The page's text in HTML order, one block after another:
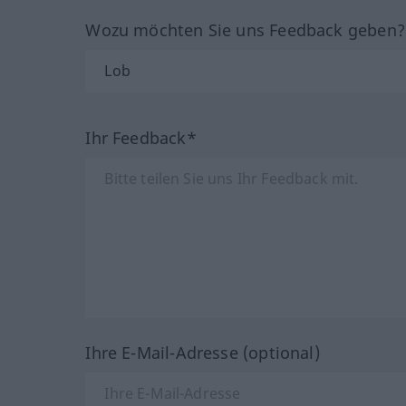
Wozu möchten Sie uns Feedback
Ihr Feedback*
Ihre E-Mail-Adresse (optional)